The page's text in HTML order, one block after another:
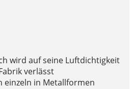
wird auf seine Luftdichtigkeit
verlässt
einzeln in Metallformen